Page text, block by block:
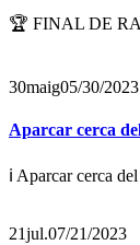
🏆 FINAL DE
30maig05/30/2023
Aparcar cerca
ℹ️ Aparcar cerca
21jul.07/21/2023